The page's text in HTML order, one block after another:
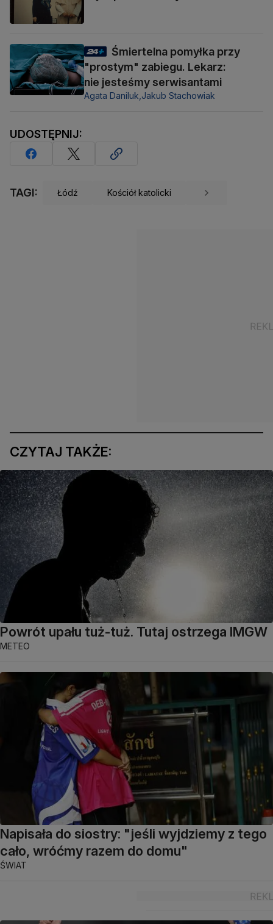
Śmiertelna pomyłka przy
"prostym" zabiegu. Lekarz:
nie jesteśmy serwisantami
Agata Daniluk, Jakub Stachowiak
UDOSTĘPNIJ:
TAGI: Łódź Kościół katolicki
CZYTAJ TAKŻE:
Powrót upału tuż-tuż. Tutaj ostrzega IMGW
METEO
Napisała do siostry: "jeśli wyjdziemy z tego
cało, wróćmy razem do domu"
ŚWIAT